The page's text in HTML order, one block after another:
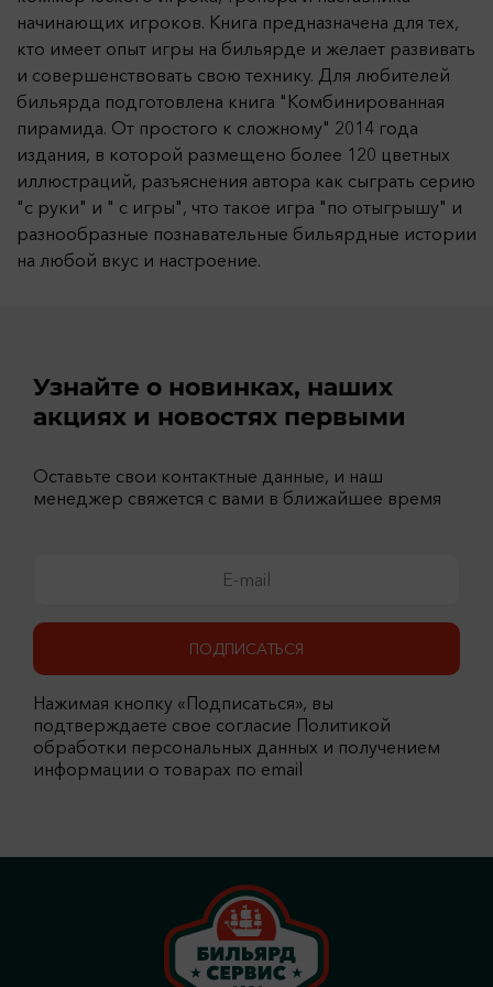
начинающих игроков. Книга предназначена для тех,
кто имеет опыт игры на бильярде и желает развивать
и совершенствовать свою технику. Для любителей
бильярда подготовлена книга "Комбинированная
пирамида. От простого к сложному" 2014 года
издания, в которой размещено более 120 цветных
иллюстраций, разъяснения автора как сыграть серию
"с руки" и " с игры", что такое игра "по отыгрышу" и
разнообразные познавательные бильярдные истории
на любой вкус и настроение.
Узнайте о новинках, наших
акциях и новостях первыми
Оставьте свои контактные данные, и наш
менеджер свяжется с вами в ближайшее время
ПОДПИСАТЬСЯ
Нажимая кнопку «Подписаться», вы
подтверждаете свое согласие Политикой
обработки персональных данных и получением
информации о товарах по email